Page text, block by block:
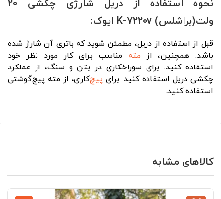
نحوه استفاده از دریل شارژی چکشی 20
ولت(براشلس) K-7220v ایوک:
قبل از استفاده از دریل، مطمئن شوید که باتری آن شارژ شده
باشد. همچنین، از مته مناسب برای کار مورد نظر خود
استفاده کنید. برای سوراخکاری در بتن و سنگ، از عملکرد
چکشی دریل استفاده کنید. برای پیچ‌کاری، از مته پیچ‌گوشتی
استفاده کنید.
کالاهای مشابه